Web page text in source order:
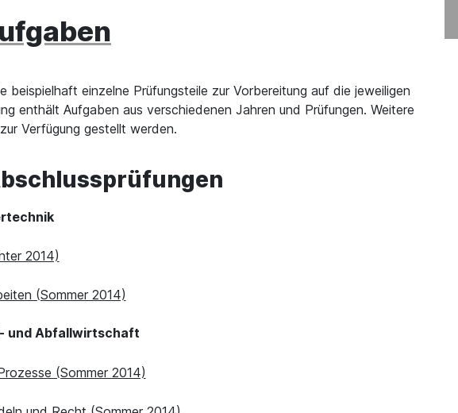
beispielhaft einzelne Prüfungsteile zur Vorbereitung auf die jeweiligen
enthält Aufgaben aus verschiedenen Jahren und Prüfungen. Weitere
zur Verfügung gestellt werden.
2014)
(Sommer 2014)
und Abfallwirtschaft
(Sommer 2014)